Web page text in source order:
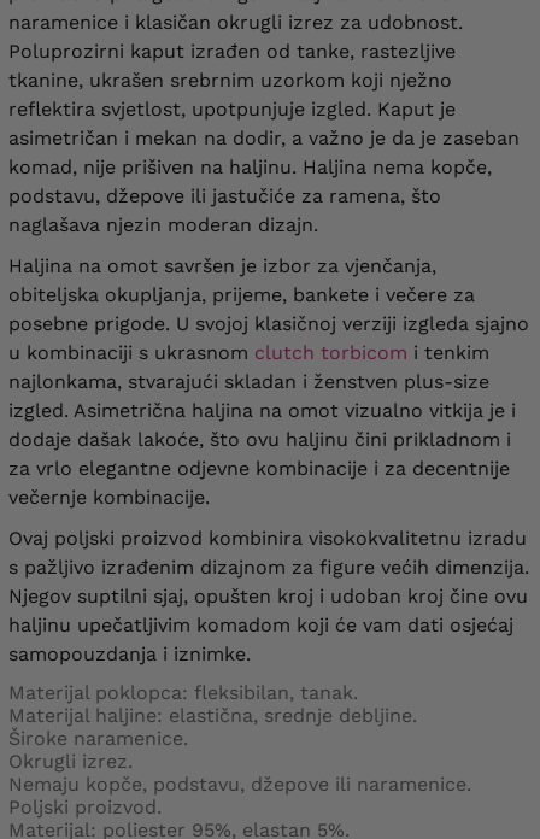
naramenice i klasičan okrugli izrez za udobnost.
Poluprozirni kaput izrađen od tanke, rastezljive
tkanine, ukrašen srebrnim uzorkom koji nježno
reflektira svjetlost, upotpunjuje izgled. Kaput je
asimetričan i mekan na dodir, a važno je da je zaseban
komad, nije prišiven na haljinu. Haljina nema kopče,
podstavu, džepove ili jastučiće za ramena, što
naglašava njezin moderan dizajn.
Haljina na omot savršen je izbor za vjenčanja,
obiteljska okupljanja, prijeme, bankete i večere za
posebne prigode. U svojoj klasičnoj verziji izgleda sjajno
u kombinaciji s ukrasnom clutch torbicom i tenkim
najlonkama, stvarajući skladan i ženstven plus-size
izgled. Asimetrična haljina na omot vizualno vitkija je i
dodaje dašak lakoće, što ovu haljinu čini prikladnom i
za vrlo elegantne odjevne kombinacije i za decentnije
večernje kombinacije.
Ovaj poljski proizvod kombinira visokokvalitetnu izradu
s pažljivo izrađenim dizajnom za figure većih dimenzija.
Njegov suptilni sjaj, opušten kroj i udoban kroj čine ovu
haljinu upečatljivim komadom koji će vam dati osjećaj
samopouzdanja i iznimke.
Materijal poklopca: fleksibilan, tanak.
Materijal haljine: elastična, srednje debljine.
Široke naramenice.
Okrugli izrez.
Nemaju kopče, podstavu, džepove ili naramenice.
Poljski proizvod.
Materijal: poliester 95%, elastan 5%.